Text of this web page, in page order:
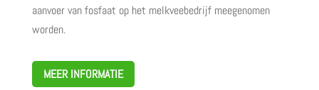
aanvoer van fosfaat op het melkveebedrijf meegenomen
worden.
MEER INFORMATIE